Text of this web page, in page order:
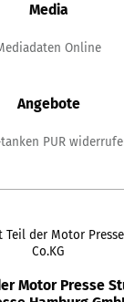
Media
Online
Angebote
PUR
der Motor
Co.KG
Motor Presse